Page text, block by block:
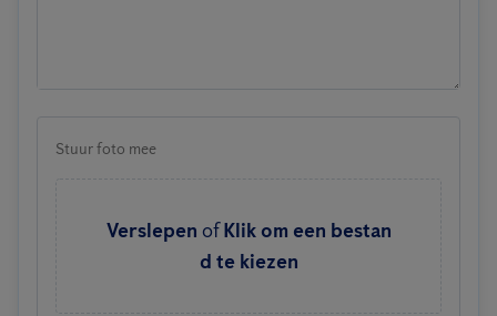
Stuur foto mee
Verslepen of Klik om een bestan
d te kiezen